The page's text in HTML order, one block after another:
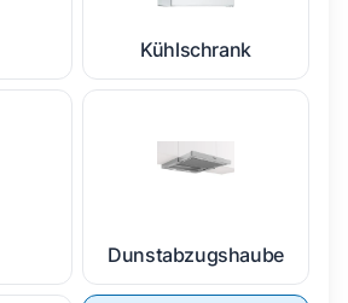
Kühlschrank
Dunstabzugshaube